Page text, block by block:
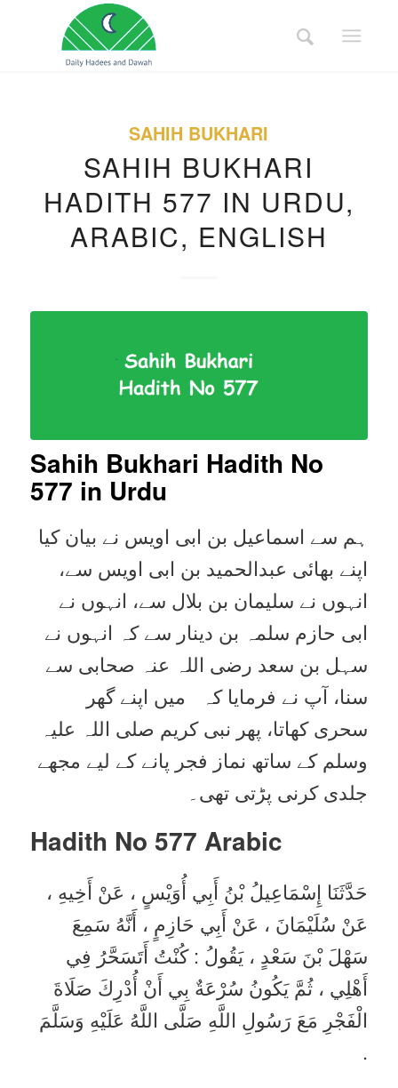
SAHIH BUKHARI
SAHIH BUKHARI
HADITH 577 IN URDU,
ARABIC, ENGLISH
Sahih Bukhari Hadith No
577 in Urdu
ہم سے اسماعیل بن ابی اویس نے بیان کیا
اپنے بھائی عبدالحمید بن ابی اویس سے،
انہوں نے سلیمان بن بلال سے، انہوں نے
ابی حازم سلمہ بن دینار سے کہ انہوں نے
سہل بن سعد رضی اللہ عنہ صحابی سے
سنا، آپ نے فرمایا کہ میں اپنے گھر
سحری کھاتا، پھر نبی کریم صلی اللہ علیہ
وسلم کے ساتھ نماز فجر پانے کے لیے مجھے
جلدی کرنی پڑتی تھی۔
Hadith No 577 Arabic
حَدَّثَنَا إِسْمَاعِيلُ بْنُ أَبِي أُوَيْسٍ ، عَنْ أَخِيهِ ،
عَنْ سُلَيْمَانَ ، عَنْ أَبِي حَازِمٍ ، أَنَّهُ سَمِعَ
سَهْلَ بْنَ سَعْدٍ ، يَقُولُ : كُنْتُ أَتَسَحَّرُ فِي
أَهْلِي ، ثُمَّ يَكُونُ سُرْعَةٌ بِي أَنْ أُدْرِكَ صَلَاةَ
الْفَجْرِ مَعَ رَسُولِ اللَّهِ صَلَّى اللَّهُ عَلَيْهِ وَسَلَّمَ
.